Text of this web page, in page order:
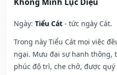
Ngày: Tiểu Cát - tức ngày Cát.
Trong này Tiểu Cát mọi việc
ngại. Mưu đại sự hanh thông,
phúc độ trì, che chở, được